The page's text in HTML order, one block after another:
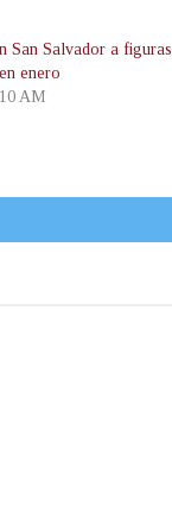
San Salvador a figuras
enero
AM